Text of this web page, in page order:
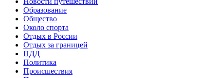
Образование
Общество
Около спорта
Отдых в России
Отдых за границей
ПДД
Политика
Происшествия